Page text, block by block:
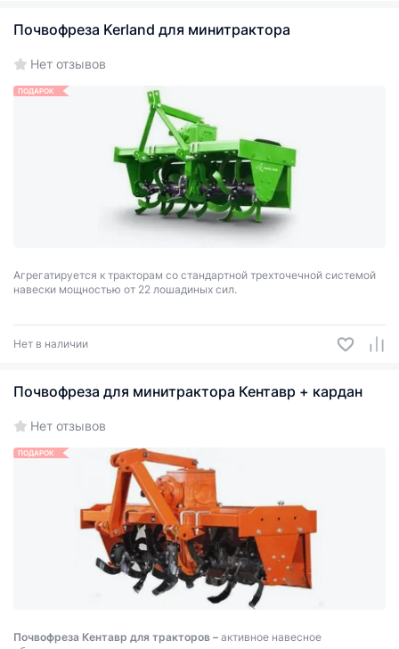
Почвофреза Kerland для минитрактора
Нет отзывов
ПОДАРОК
Агрегатируется к тракторам со стандартной трехточечной системой
навески мощностью от 22 лошадиных сил.
Нет в наличии
Почвофреза для минитрактора Кентавр + кардан
Нет отзывов
ПОДАРОК
Почвофреза Кентавр для тракторов – активное навесное